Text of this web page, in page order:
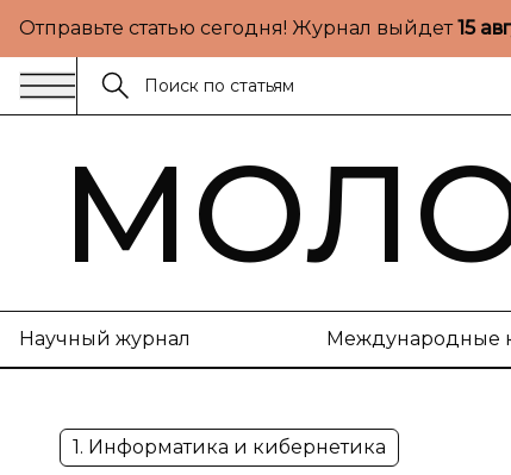
Отправьте статью сегодня! Журнал выйдет15
Научный журнал Международные
1. Информатика и кибернетика